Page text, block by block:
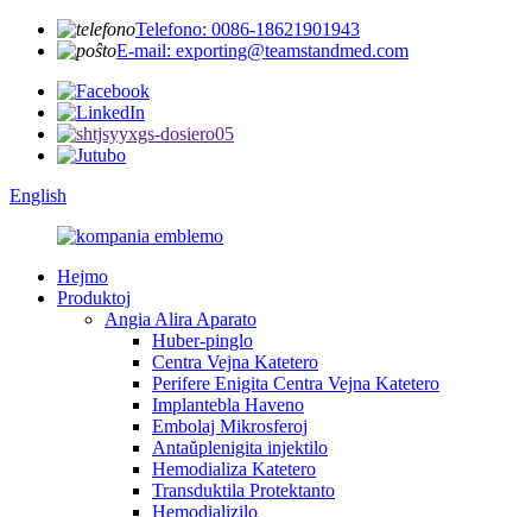
Telefono: 0086-18621901943
E-mail: exporting@teamstandmed.com
English
Hejmo
Produktoj
Angia Alira Aparato
Huber-pinglo
Centra Vejna Katetero
Perifere Enigita Centra Vejna Katetero
Implantebla Haveno
Embolaj Mikrosferoj
Antaŭplenigita injektilo
Hemodializa Katetero
Transduktila Protektanto
Hemodializilo